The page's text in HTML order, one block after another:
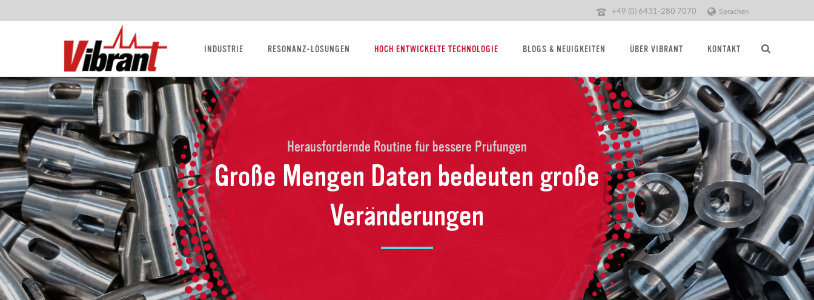
+49 (0) 6431-280 7070 Sprachen
INDUSTRIE RESONANZ-LÖSUNGEN HOCH ENTWICKELTE TECHNOLOGIE BLOGS & NEUIGKEITEN ÜBER VIBRANT KONTAKT
Herausfordernde Routine für bessere Prüfungen
Große Mengen Daten bedeuten große
Veränderungen